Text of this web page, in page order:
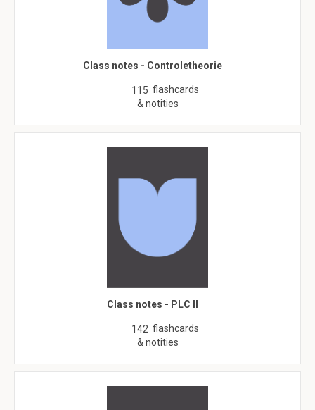
Class notes - Controletheorie
115 flashcards
& notities
Class notes - PLC II
142 flashcards
& notities